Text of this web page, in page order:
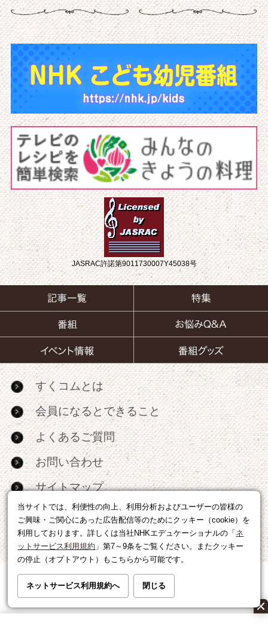
当サイトでは、利便性の向上、利用分析およびユーザーの皆様の
ご興味・ご関心にあった広告配信等のためにクッキー（cookie）を
利用しております。詳しくは当社NHKエデュケーショナルの「 ネ
ットサービス利用規約 」第7～9条をご覧ください。またクッキー
の停止（オプトアウト）もこちらから可能です。
ネットサービス利用規約へ 閉じる
JASRAC許諾第9011730007Y45038号
すくコムとは
会員になるとできること
よくあるご質問
お問い合わせ
サイトマップ
RSS
広告出稿・パートナーシップについて
利用規約|個人情報の取り扱いについて
運営会社|広告に関するお問い合わせ